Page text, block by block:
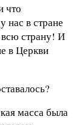
что
нас в стране
всю страну! И
в Церкви
масса была